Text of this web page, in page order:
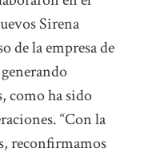
Sirena
de la empresa de
como ha sido
“Con la
reconfirmamos